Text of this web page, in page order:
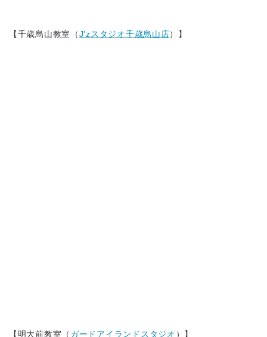
【千歳烏山教室（J'zスタジオ千歳烏山店）】
【明大前教室（ ガードアイランドスタジオ ）】